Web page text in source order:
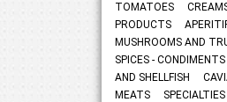
TOMATOES
PRODUCTS
MUSHROOMS AND
SPICES -
AND SHELLFISH
MEATS